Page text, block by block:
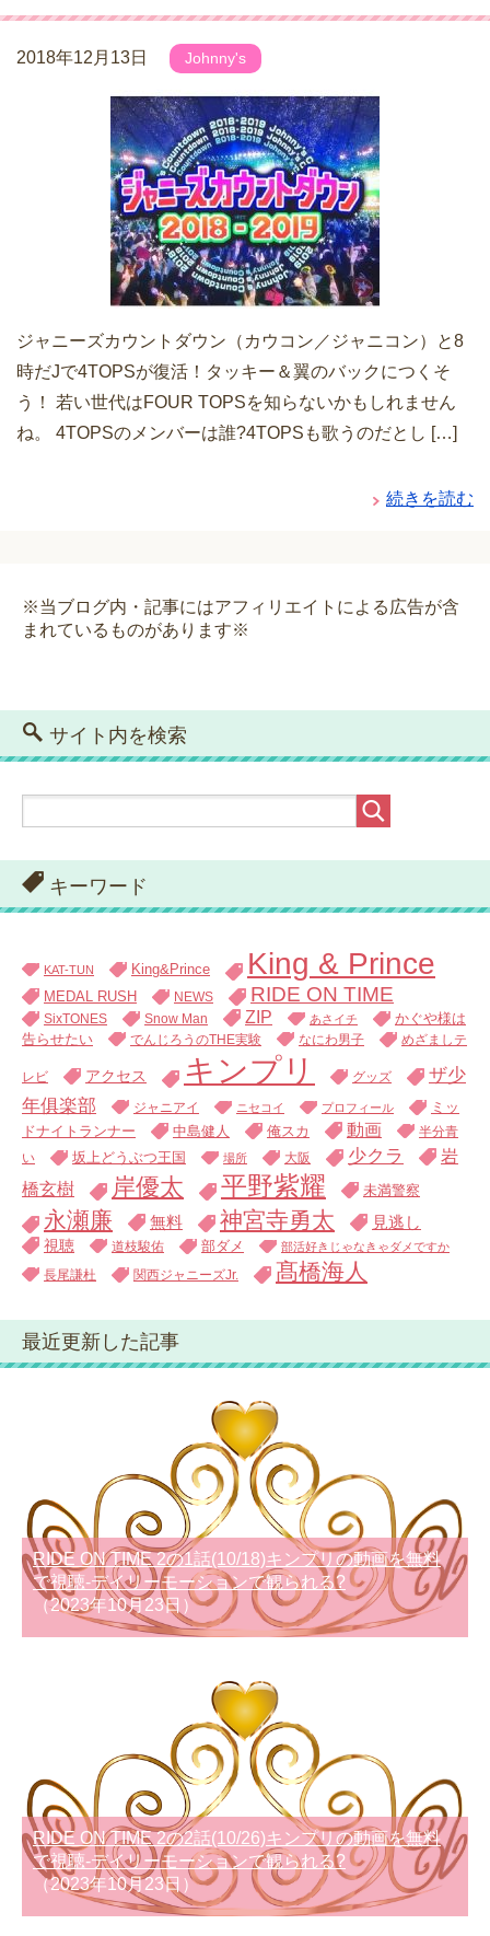
2018年12月13日 Johnny's
ジャニーズカウントダウン（カウコン／ジャニコン）と8
時だJで4TOPSが復活！タッキー＆翼のバックにつくそ
う！ 若い世代はFOUR TOPSを知らないかもしれません
ね。 4TOPSのメンバーは誰?4TOPSも歌うのだとし […]
続きを読む
※当ブログ内・記事にはアフィリエイトによる広告が含
まれているものがあります※
サイト内を検索
キーワード
KAT-TUN King&Prince King & Prince
MEDAL RUSH NEWS RIDE ON TIME
SixTONES Snow Man ZIP あさイチ
かぐや様は
告らせたい
でんじろうのTHE実験 なにわ男子 めざましテ
レビ アクセス キンプリ グッズ
ザ少
年俱楽部
ジャニアイ ニセコイ プロフィール
ミッ
ドナイトランナー
中島健人 俺スカ 動画
半分青
い
坂上どうぶつ王国 場所 大阪 少クラ
岩
橋玄樹
岸優太 平野紫耀 未満警察
永瀬廉 無料 神宮寺勇太
見逃し
視聴
道枝駿佑 部ダメ 部活好きじゃなきゃダメですか
長尾謙杜 関西ジャニーズJr. 髙橋海人
最近更新した記事
RIDE ON TIME 2の1話(10/18)キンプリの動画を無料
で視聴-デイリーモーションで観られる?
（2023年10月23日）
RIDE ON TIME 2の2話(10/26)キンプリの動画を無料
で視聴-デイリーモーションで観られる?
（2023年10月23日）